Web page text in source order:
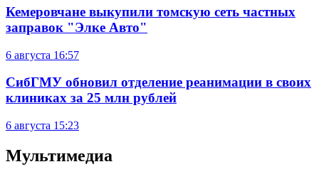
Кемеровчане выкупили томскую сеть частных
заправок "Элке Авто"
6 августа 16:57
СибГМУ обновил отделение реанимации в своих
клиниках за 25 млн рублей
6 августа 15:23
Мультимедиа